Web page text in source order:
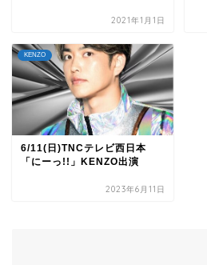
2021年1月1日
KENZO
6/11(日)TNCテレビ西日本
「にーっ!!」KENZO出演
2023年6月11日